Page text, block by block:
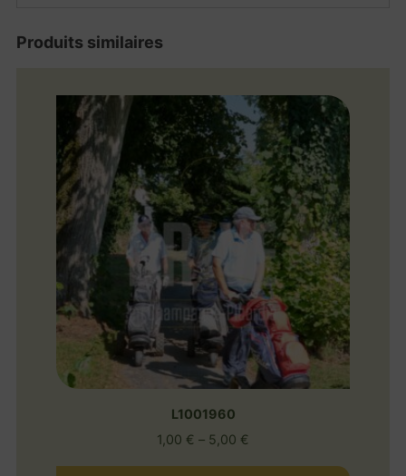
Produits similaires
L1001960
1,00 € – 5,00 €